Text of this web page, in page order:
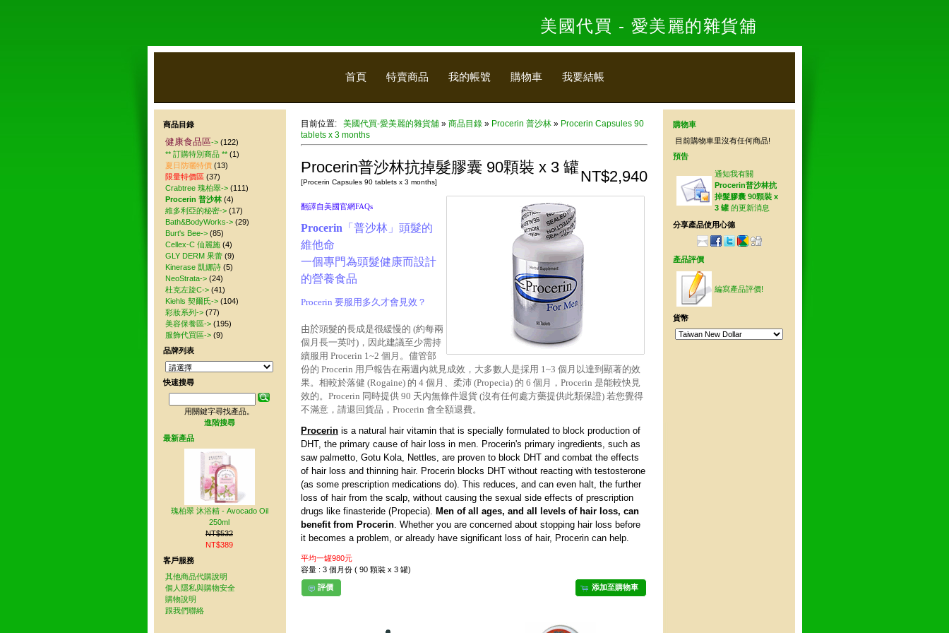
首頁 特賣商品 我的帳號 購物車 我要結帳
目前位置: 美國代買-愛美麗的雜貨舖 » 商品目錄 » Procerin 普沙林 » Procerin Capsules 90
tablets x 3 months
NT$2,940
Procerin普沙林抗掉髮膠囊 90顆裝 x 3 罐
[Procerin Capsules 90 tablets x 3 months]
翻譯自美國官網FAQs
Procerin 「普沙林」頭髮的
維他命
一個專門為頭髮健康而設計
的營養食品
Procerin 要服用多久才會見效？
由於頭髮的長成是很緩慢的 (約每兩
個月長一英吋)，因此建議至少需持
續服用 Procerin 1~2 個月。儘管部
份的 Procerin 用戶報告在兩週內就見成效，大多數人是採用 1~3 個月以達到顯著的效
果。相較於落健 (Rogaine) 的 4 個月、柔沛 (Propecia) 的 6 個月，Procerin 是能較快見
效的。Procerin 同時提供 90 天內無條件退貨 (沒有任何處方藥提供此類保證) 若您覺得
不滿意，請退回貨品，Procerin 會全額退費。
Procerin is a natural hair vitamin that is specially formulated to block production of
DHT, the primary cause of hair loss in men. Procerin's primary ingredients, such as
saw palmetto, Gotu Kola, Nettles, are proven to block DHT and combat the effects
of hair loss and thinning hair. Procerin blocks DHT without reacting with testosterone
(as some prescription medications do). This reduces, and can even halt, the further
loss of hair from the scalp, without causing the sexual side effects of prescription
drugs like finasteride (Propecia). Men of all ages, and all levels of hair loss, can
benefit from Procerin. Whether you are concerned about stopping hair loss before
it becomes a problem, or already have significant loss of hair, Procerin can help.
平均一罐980元
容量 : 3 個月份 ( 90 顆裝 x 3 罐)
添加至購物車
評價
商品目錄
健康食品區-> (122)
** 訂購特別商品 ** (1)
夏日防曬特價 (13)
限量特價區 (37)
Crabtree 瑰柏翠-> (111)
Procerin 普沙林 (4)
維多利亞的秘密-> (17)
Bath&BodyWorks-> (29)
Burt's Bee-> (85)
Cellex-C 仙麗施 (4)
GLY DERM 果蕾 (9)
Kinerase 凱娜詩 (5)
NeoStrata-> (24)
杜克左旋C-> (41)
Kiehls 契爾氏-> (104)
彩妝系列-> (77)
美容保養區-> (195)
服飾代買區-> (9)
品牌列表
快速搜尋
用關鍵字尋找產品。
進階搜尋
最新產品
瑰柏翠 沐浴精 - Avocado Oil
250ml
NT$532
NT$389
客戶服務
其他商品代購說明
個人隱私與購物安全
購物說明
跟我們聯絡
購物車
目前購物車里沒有任何商品!
預告
通知我有關
Procerin普沙林抗
掉髮膠囊 90顆裝 x
3 罐 的更新消息
分享產品使用心德
產品評價
編寫產品評價!
貨幣
美國代買 - 愛美麗的雜貨舖